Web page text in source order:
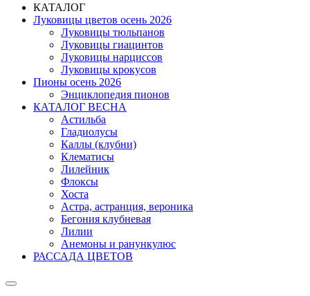
КАТАЛОГ
Луковицы цветов осень 2026
Луковицы тюльпанов
Луковицы гиацинтов
Луковицы нарциссов
Луковицы крокусов
Пионы осень 2026
Энциклопедия пионов
КАТАЛОГ ВЕСНА
Астильба
Гладиолусы
Каллы (клубни)
Клематисы
Лилейник
Флоксы
Хоста
Астра, астранция, вероника
Бегония клубневая
Лилии
Анемоны и ранункулюс
РАССАДА ЦВЕТОВ